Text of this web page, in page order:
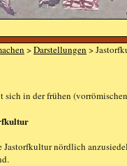
>Darstellungen >
sich in der frühen
Jastorfkultur nördlich